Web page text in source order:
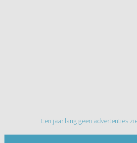
Een jaar lang geen advertenties